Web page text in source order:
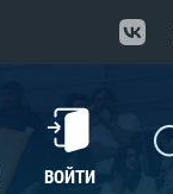
ВОЙТИ